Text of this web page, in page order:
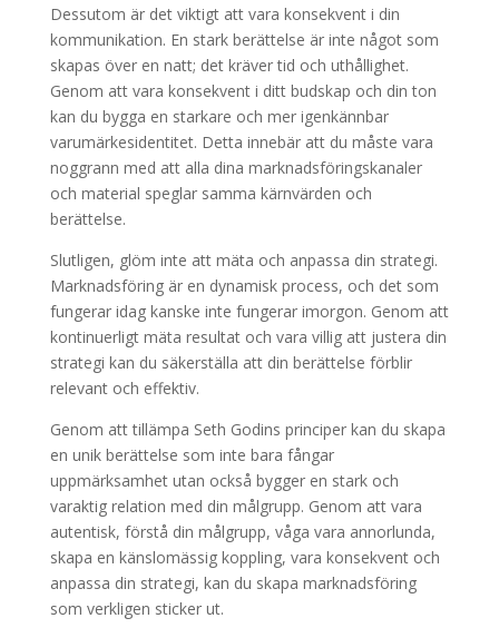
Dessutom är det viktigt att vara konsekvent i din
kommunikation. En stark berättelse är inte något som
skapas över en natt; det kräver tid och uthållighet.
Genom att vara konsekvent i ditt budskap och din ton
kan du bygga en starkare och mer igenkännbar
varumärkesidentitet. Detta innebär att du måste vara
noggrann med att alla dina marknadsföringskanaler
och material speglar samma kärnvärden och
berättelse.
Slutligen, glöm inte att mäta och anpassa din strategi.
Marknadsföring är en dynamisk process, och det som
fungerar idag kanske inte fungerar imorgon. Genom att
kontinuerligt mäta resultat och vara villig att justera din
strategi kan du säkerställa att din berättelse förblir
relevant och effektiv.
Genom att tillämpa Seth Godins principer kan du skapa
en unik berättelse som inte bara fångar
uppmärksamhet utan också bygger en stark och
varaktig relation med din målgrupp. Genom att vara
autentisk, förstå din målgrupp, våga vara annorlunda,
skapa en känslomässig koppling, vara konsekvent och
anpassa din strategi, kan du skapa marknadsföring
som verkligen sticker ut.